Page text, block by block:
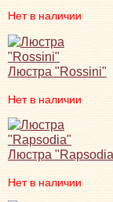
Нет в наличии
Люстра "Rossini"
Нет в наличии
Люстра
Нет в наличии